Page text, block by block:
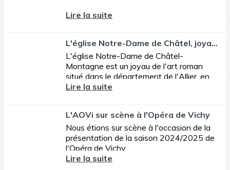
Lire la suite
L'église Notre-Dame de Châtel, joyau de l'art roman
L'église Notre-Dame de Châtel-
Montagne est un joyau de l'art roman
situé dans le département de l'Allier, en
Auvergne
Lire la suite
L'AOVi sur scène à l'Opéra de Vichy
Nous étions sur scène à l'occasion de la
présentation de la saison 2024/2025 de
l'Opéra de Vichy
Lire la suite